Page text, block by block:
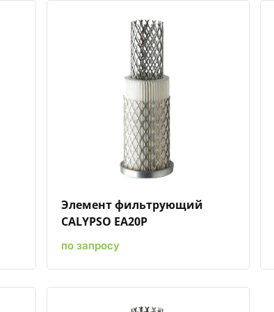
Быстрый просмотрДобавить к сравнению
Элемент фильтрующий
CALYPSO EA20P
по запросу